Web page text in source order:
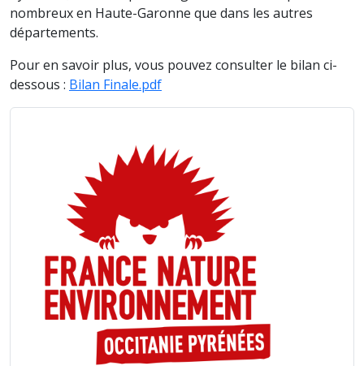
nombreux en Haute-Garonne que dans les autres
départements.
Pour en savoir plus, vous pouvez consulter le bilan ci-
dessous : Bilan Finale.pdf